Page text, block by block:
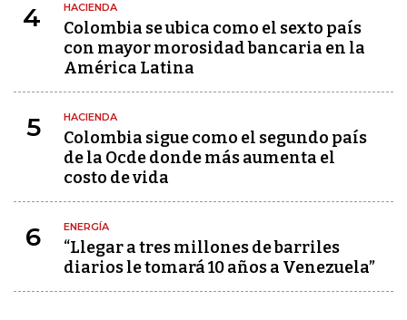
4 HACIENDA
Colombia se ubica como el sexto país
con mayor morosidad bancaria en la
América Latina
5 HACIENDA
Colombia sigue como el segundo país
de la Ocde donde más aumenta el
costo de vida
6 ENERGÍA
“Llegar a tres millones de barriles
diarios le tomará 10 años a Venezuela”